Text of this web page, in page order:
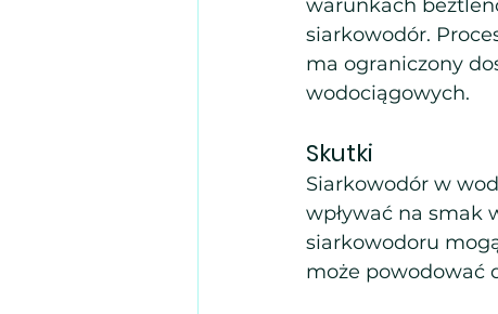
warunkach
siarkowodór.
ma ograniczony
wodociągowych.
Skutki
Siarkowodór w
wpływać na smak
siarkowodoru
może powodować